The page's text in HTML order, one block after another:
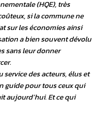
(HQE), très
si la commune ne
sur les économies ainsi
a bien souvent dévolu
sans leur donner
des acteurs, élus et
guide pour tous ceux qui
aujourd’hui. Et ce qui